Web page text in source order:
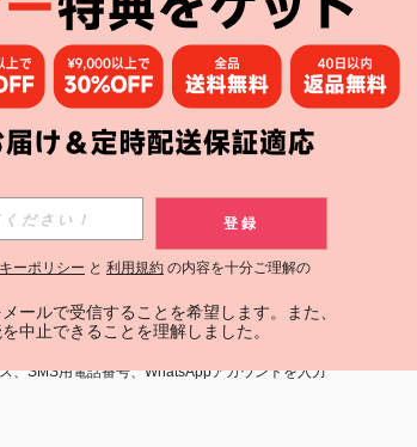
購読
登録する
、SMS用電話番号、WhatsAppアカウントを入力
登録
ーポリシー と 利用規約 の内容を十分ご理解の
ールで受信することを希望します。また、
中止できることを理解しました。